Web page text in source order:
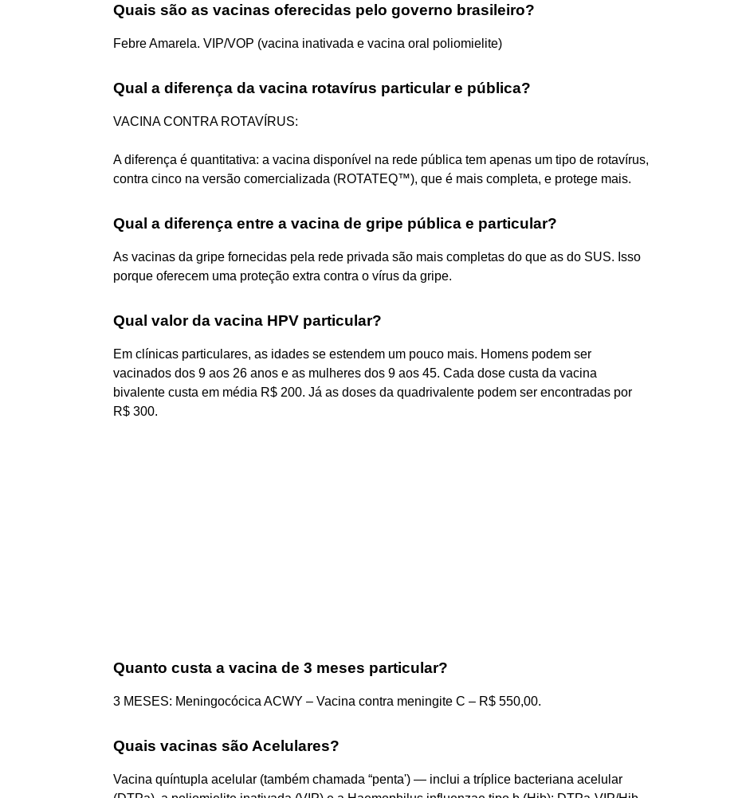
Quais são as vacinas oferecidas pelo governo brasileiro?
Febre Amarela. VIP/VOP (vacina inativada e vacina oral poliomielite)
Qual a diferença da vacina rotavírus particular e pública?
VACINA CONTRA ROTAVÍRUS:
A diferença é quantitativa: a vacina disponível na rede pública tem apenas um tipo de rotavírus,
contra cinco na versão comercializada (ROTATEQ™), que é mais completa, e protege mais.
Qual a diferença entre a vacina de gripe pública e particular?
As vacinas da gripe fornecidas pela rede privada são mais completas do que as do SUS. Isso
porque oferecem uma proteção extra contra o vírus da gripe.
Qual valor da vacina HPV particular?
Em clínicas particulares, as idades se estendem um pouco mais. Homens podem ser
vacinados dos 9 aos 26 anos e as mulheres dos 9 aos 45. Cada dose custa da vacina
bivalente custa em média R$ 200. Já as doses da quadrivalente podem ser encontradas por
R$ 300.
Quanto custa a vacina de 3 meses particular?
3 MESES: Meningocócica ACWY – Vacina contra meningite C – R$ 550,00.
Quais vacinas são Acelulares?
Vacina quíntupla acelular (também chamada “penta') — inclui a tríplice bacteriana acelular